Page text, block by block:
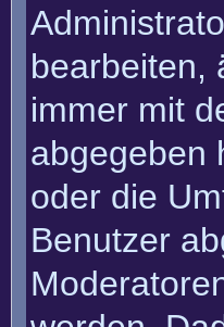
bearbeiten,
immer mit
abgegeben
oder die
Benutzer